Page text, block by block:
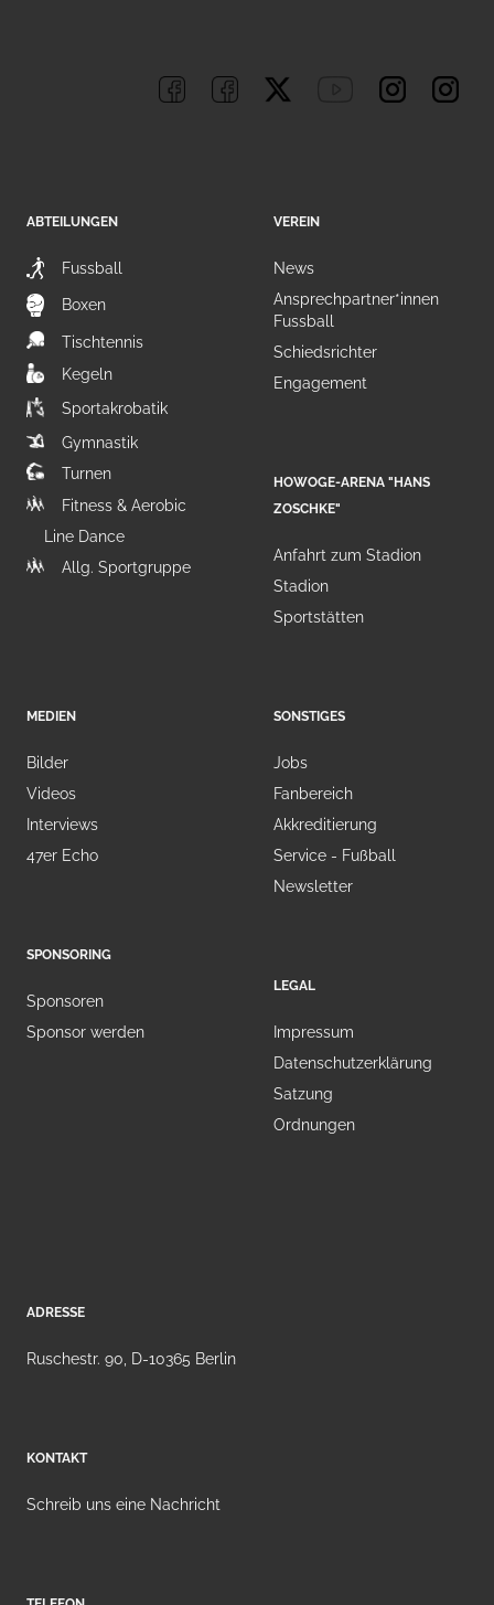
ABTEILUNGEN
Fussball
Boxen
Tischtennis
Kegeln
Sportakrobatik
Gymnastik
Turnen
Fitness & Aerobic
Line Dance
Allg. Sportgruppe
VEREIN
News
Ansprechpartner*innen
Fussball
Schiedsrichter
Engagement
HOWOGE-ARENA "HANS
ZOSCHKE"
Anfahrt zum Stadion
Stadion
Sportstätten
MEDIEN
Bilder
Videos
Interviews
47er Echo
SPONSORING
Sponsoren
Sponsor werden
SONSTIGES
Jobs
Fanbereich
Akkreditierung
Service - Fußball
Newsletter
LEGAL
Impressum
Datenschutzerklärung
Satzung
Ordnungen
ADRESSE
Ruschestr. 90, D-10365 Berlin
KONTAKT
Schreib uns eine Nachricht